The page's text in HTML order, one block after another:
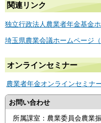
関連リンク
独立行政法人農業者年金基金
埼玉県農業会議ホームページ
オンラインセミナー
農業者年金オンラインセミナ
お問い合わせ
所属課室：農業委員会農業